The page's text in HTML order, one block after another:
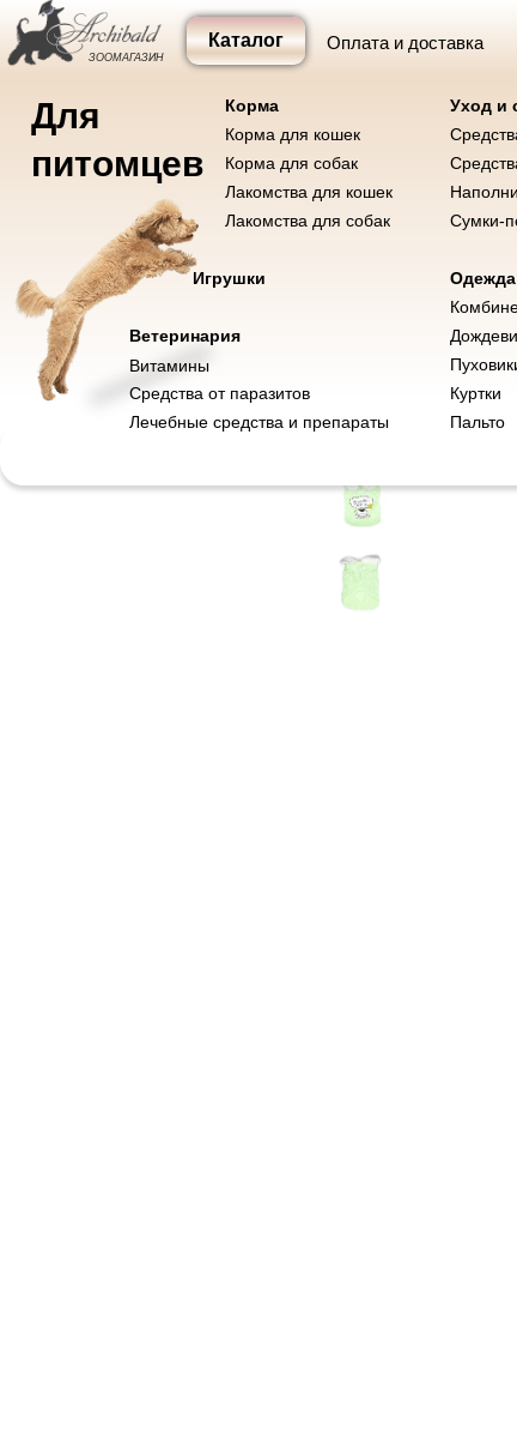
ЗООМАГАЗИН
Каталог Оплата и доставка
Корма и лакомства Уход и содержание
Одежда
Куртки
Пальто
Игрушки
Сумки-
Для
питомцев
Корма
Корма для кошек
Корма для собак
Лакомства для кошек
Лакомства для собак
Уход и
Ветеринария
Витамины
Лечебные средства и препараты
Средства от паразитов
Корма для собак
Корма для кошек
Лакомства для собак